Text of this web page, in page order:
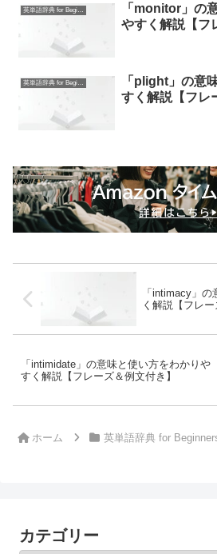
英単語辞典 for Beginners
「monitor」の
やすく解説【フ
英単語辞典 for Beginners
「plight」の意
すく解説【フレ
「intimacy」
く解説【フレー
「intimidate」の意味と使い方をわかりや
すく解説【フレーズ＆例文付き】
ホーム 英単語辞典 for
カテゴリー